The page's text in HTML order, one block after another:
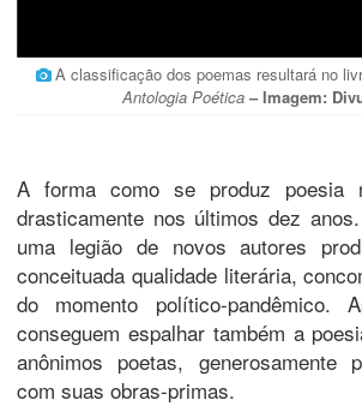
A classificação dos poemas resultará no
Antologia Poética – Imagem:
A forma como se produz poesia
drasticamente nos últimos dez
uma legião de novos autores
conceituada qualidade literária,
do momento político-pandêmico.
conseguem espalhar também a
anônimos poetas, generosamente
com suas obras-primas.